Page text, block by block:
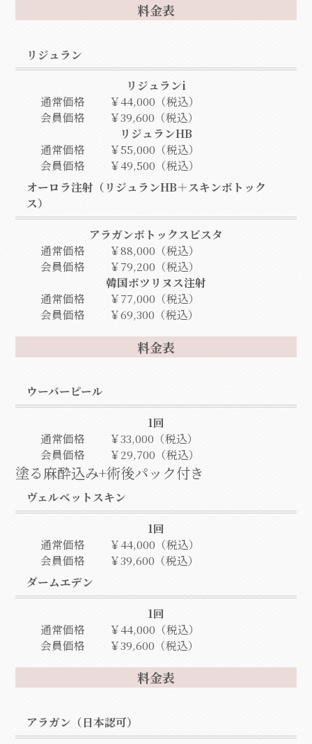
料金表
リジュラン
リジュランi
通常価格
￥44,000（税込）
会員価格
￥39,600（税込）
リジュランHB
通常価格
￥55,000（税込）
会員価格
￥49,500（税込）
オーロラ注射（リジュランHB＋スキンボトック
ス）
アラガンボトックスビスタ
通常価格
￥88,000（税込）
会員価格
￥79,200（税込）
韓国ボツリヌス注射
通常価格
￥77,000（税込）
会員価格
￥69,300（税込）
料金表
ウーバーピール
1回
通常価格
￥33,000（税込）
会員価格
￥29,700（税込）
塗る麻酔込み+術後パック付き
ヴェルベットスキン
1回
通常価格
￥44,000（税込）
会員価格
￥39,600（税込）
ダームエデン
1回
通常価格
￥44,000（税込）
会員価格
￥39,600（税込）
料金表
アラガン（日本認可）